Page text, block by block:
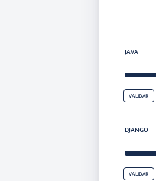
JAVA
VALIDAR
DJANGO
VALIDAR